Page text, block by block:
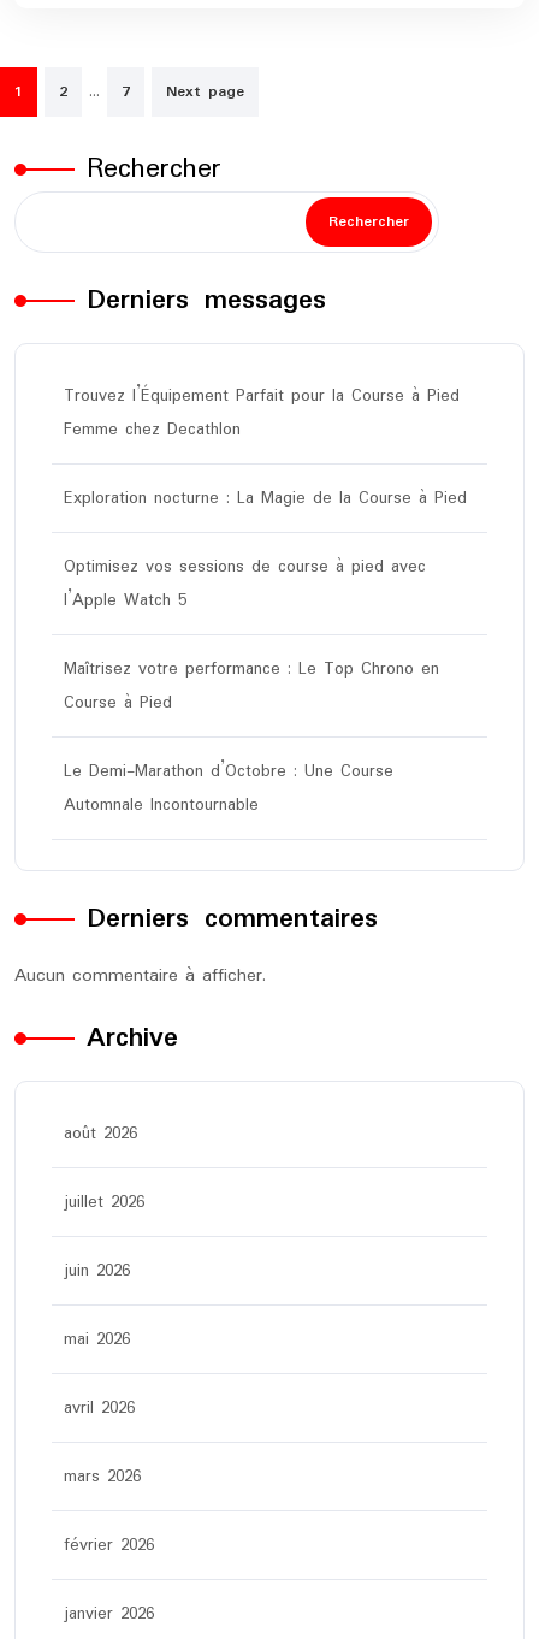
Pagination
des
publications
1 2 … 7 Next page
Rechercher
Rechercher
Derniers messages
Trouvez l’Équipement Parfait pour la Course à Pied
Femme chez Decathlon
Exploration nocturne : La Magie de la Course à Pied
Optimisez vos sessions de course à pied avec
l’Apple Watch 5
Maîtrisez votre performance : Le Top Chrono en
Course à Pied
Le Demi-Marathon d’Octobre : Une Course
Automnale Incontournable
Derniers commentaires
Aucun commentaire à afficher.
Archive
août 2026
juillet 2026
juin 2026
mai 2026
avril 2026
mars 2026
février 2026
janvier 2026